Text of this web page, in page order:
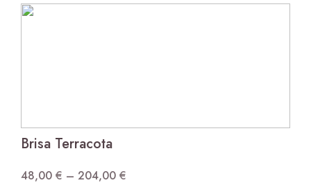
Brisa Terracota
48,00 € – 204,00 €